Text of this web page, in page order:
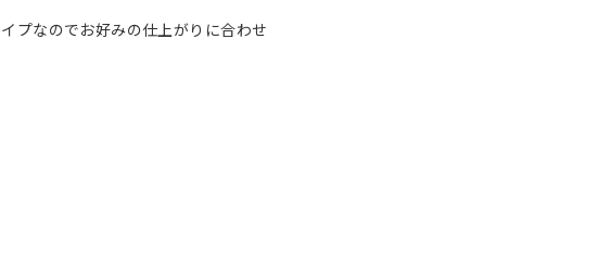
プなのでお好みの仕上がりに合わせ